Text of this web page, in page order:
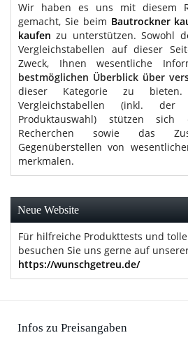
Wir haben es uns mit diesem
gemacht, Sie beim Bautrockner
kaufen zu unterstützen. Sowohl
Vergleichstabellen auf dieser
Zweck, Ihnen wesentliche
bestmöglichen Überblick über
dieser Kategorie zu
Vergleichstabellen (inkl. der
Produktauswahl) stützen
Recherchen sowie das
Gegenüberstellen von
merkmalen.
Neue Website
Für hilfreiche Produkttests und
besuchen Sie uns gerne auf
https://wunschgetreu.de/
Infos zu Preisangaben